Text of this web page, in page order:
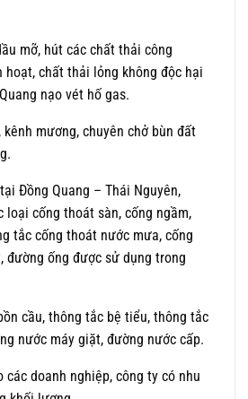
mỡ, hút các chất thải công
chất thải lỏng không độc hại
nạo vét hố gas.
mương, chuyên chở bùn đất
Đồng Quang – Thái Nguyên,
loại cống thoát sàn, cống ngầm,
tắc cống thoát nước mưa, cống
đường ống được sử dụng trong
cầu, thông tắc bệ tiểu, thông tắc
nước máy giặt, đường nước cấp.
các doanh nghiệp, công ty có nhu